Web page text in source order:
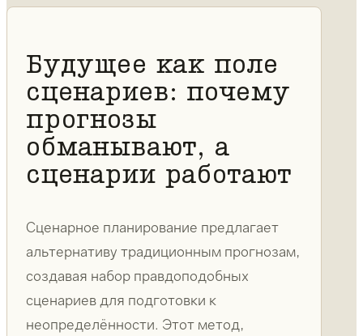
Будущее как поле
сценариев: почему
прогнозы
обманывают, а
сценарии работают
Сценарное планирование предлагает
альтернативу традиционным прогнозам,
создавая набор правдоподобных
сценариев для подготовки к
неопределённости. Этот метод,